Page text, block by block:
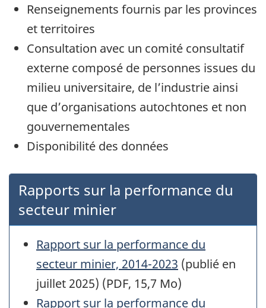
Renseignements fournis par les provinces
et territoires
Consultation avec un comité consultatif
externe composé de personnes issues du
milieu universitaire, de l’industrie ainsi
que d’organisations autochtones et non
gouvernementales
Disponibilité des données
Rapports sur la performance du
secteur minier
Rapport sur la performance du
secteur minier, 2014-2023 (publié en
juillet 2025) (PDF, 15,7 Mo)
Rapport sur la performance du